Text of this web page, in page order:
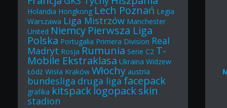
Holandia Hongkong Lech Poznań Legia
Warszawa Liga Mistrzów Manchester
United Niemcy Pierwsza Liga
Polska Portugalia Primera Division Real
Madryt Rosja Rumunia Serie C2 T-
Mobile Ekstraklasa Ukraina Widzew
Łódź Wisła Kraków Włochy austria
bundesliga druga ligafacepack
grafika kitspacklogopackskin
stadion